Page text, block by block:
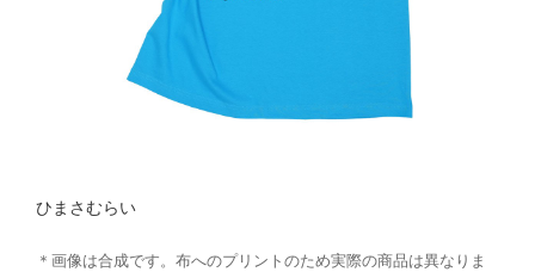
ひまさむらい
＊画像は合成です。布へのプリントのため実際の商品は異なりま